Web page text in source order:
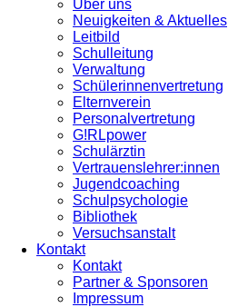
Über uns
Neuigkeiten & Aktuelles
Leitbild
Schulleitung
Verwaltung
Schülerinnenvertretung
Elternverein
Personalvertretung
G!RLpower
Schulärztin
Vertrauenslehrer:innen
Jugendcoaching
Schulpsychologie
Bibliothek
Versuchsanstalt
Kontakt
Kontakt
Partner & Sponsoren
Impressum